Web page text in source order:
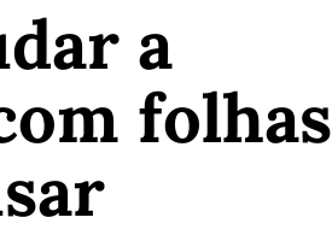
a
folhas